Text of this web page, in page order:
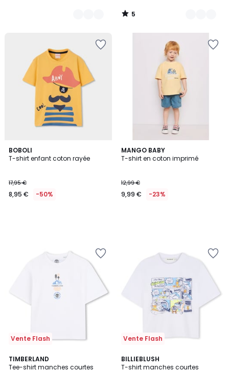
5
/
BOBOLI
T-shirt enfant coton rayée
17,95 €
8,95 € -50%
MANGO BABY
T-shirt en coton imprimé
12,99 €
9,99 € -23%
Vente Flash
TIMBERLAND
Tee-shirt manches courtes
Vente Flash
BILLIEBLUSH
T-shirt manches courtes